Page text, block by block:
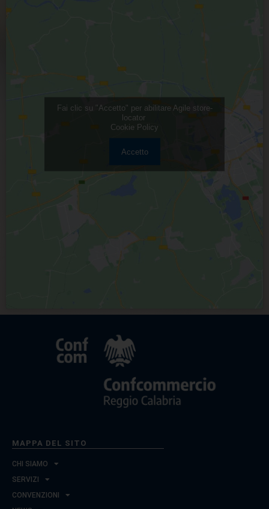
Fai clic su "Accetto" per abilitare Agile store-
locator
Cookie Policy
Accetto
MAPPA DEL SITO
CHI SIAMO
SERVIZI
CONVENZIONI